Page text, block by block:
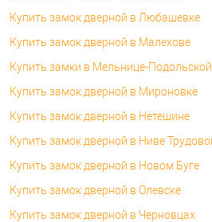
Купить замок дверной в Любашевке
Купить замок дверной в Малехове
Купить замки в Мельнице-Подольской
Купить замок дверной в Мироновке
Купить замок дверной в Нетешине
Купить замок дверной в Ниве
Купить замок дверной в Новом Буге
Купить замок дверной в Олевске
Купить замок дверной в Черновцах